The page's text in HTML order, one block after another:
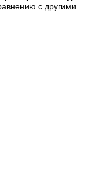
с другими